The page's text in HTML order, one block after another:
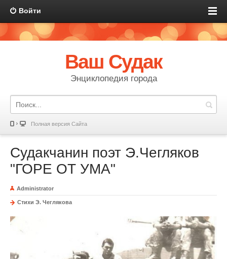
Войти
Ваш Судак
Энциклопедия города
Полная версия Сайта
Судакчанин поэт Э.Чегляков
"ГОРЕ ОТ УМА"
Administrator
Стихи Э. Чеглякова